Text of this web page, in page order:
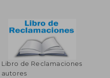
Libro de Reclamaciones
autores